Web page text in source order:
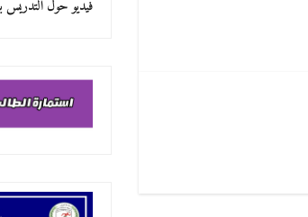
فيديو حول التدريس